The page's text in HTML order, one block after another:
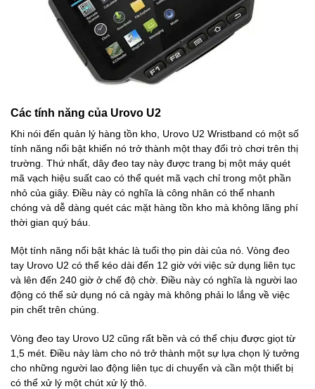
Các tính năng của Urovo U2
Khi nói đến quản lý hàng tồn kho, Urovo U2 Wristband có một số
tính năng nổi bật khiến nó trở thành một thay đổi trò chơi trên thị
trường. Thứ nhất, dây đeo tay này được trang bị một máy quét
mã vạch hiệu suất cao có thể quét mã vạch chỉ trong một phần
nhỏ của giây. Điều này có nghĩa là công nhân có thể nhanh
chóng và dễ dàng quét các mặt hàng tồn kho mà không lãng phí
thời gian quý báu.
Một tính năng nổi bật khác là tuổi thọ pin dài của nó. Vòng đeo
tay Urovo U2 có thể kéo dài đến 12 giờ với việc sử dụng liên tục
và lên đến 240 giờ ở chế độ chờ. Điều này có nghĩa là người lao
động có thể sử dụng nó cả ngày mà không phải lo lắng về việc
pin chết trên chúng.
Vòng đeo tay Urovo U2 cũng rất bền và có thể chịu được giọt từ
1,5 mét. Điều này làm cho nó trở thành một sự lựa chọn lý tưởng
cho những người lao động liên tục di chuyển và cần một thiết bị
có thể xử lý một chút xử lý thô.